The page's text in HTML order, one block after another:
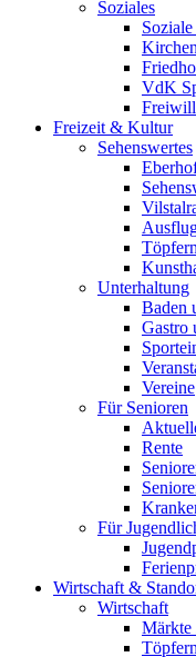
Soziales
VdK
Freizeit & Kultur
Sehenswertes
Unterhaltung
Baden
Gastro
Vereine
Für Senioren
Rente
Für
Wirtschaft &
Wirtschaft
Märkte